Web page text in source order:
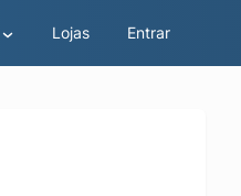
Lojas Entrar